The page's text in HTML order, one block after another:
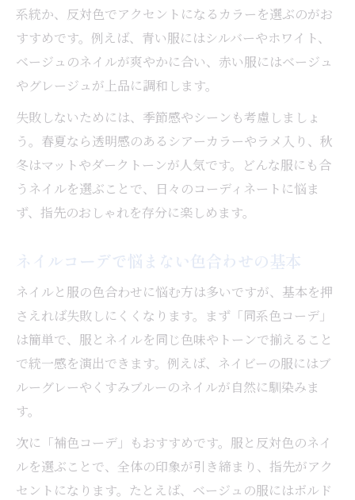
ネイルデザインで好印象を与える秘訣
ネイル 似合う色診断で見つける清楚なカラ
ー
清潔感を意識したネイルチップの活用法
ネイルと服がしっくり合う理由とポイント
服とネイルが合わない悩みの原因と対策
ネイル コーデ合わせ方の基本を徹底解説
ネイルと服の色バランスを取るテクニック
服とネイルを同じ色でまとめるメリット
男ウケがいいネイルの選び方とポイント
春夏に人気のネイルカラートレンド徹底解
説
ピンク系ネイルで優しい印象に仕上げるコ
青い服に合うネイルカラーの選び方ガイド
赤い服に合うネイルで鮮やかさをプラス
系統か、反対色でアクセントになるカラーを選ぶのがお
すすめです。例えば、青い服にはシルバーやホワイト、
ベージュのネイルが爽やかに合い、赤い服にはベージュ
やグレージュが上品に調和します。
失敗しないためには、季節感やシーンも考慮しましょ
う。春夏なら透明感のあるシアーカラーやラメ入り、秋
冬はマットやダークトーンが人気です。どんな服にも合
うネイルを選ぶことで、日々のコーディネートに悩ま
ず、指先のおしゃれを存分に楽しめます。
ネイルコーデで悩まない色合わせの基本
ネイルと服の色合わせに悩む方は多いですが、基本を押
さえれば失敗しにくくなります。まず「同系色コーデ」
は簡単で、服とネイルを同じ色味やトーンで揃えること
で統一感を演出できます。例えば、ネイビーの服にはブ
ルーグレーやくすみブルーのネイルが自然に馴染みま
す。
次に「補色コーデ」もおすすめです。服と反対色のネイ
ルを選ぶことで、全体の印象が引き締まり、指先がアク
セントになります。たとえば、ベージュの服にはボルド